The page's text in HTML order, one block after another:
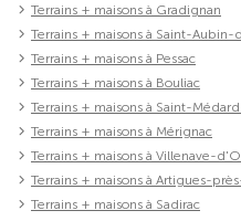
Terrains + maisons à Gradignan
Terrains + maisons à Saint-
Terrains + maisons à Pessac
Terrains + maisons à Bouliac
Terrains + maisons à Saint-
Terrains + maisons à Mérignac
Terrains + maisons à Villenave-
Terrains + maisons à Artigues-
Terrains + maisons à Sadirac